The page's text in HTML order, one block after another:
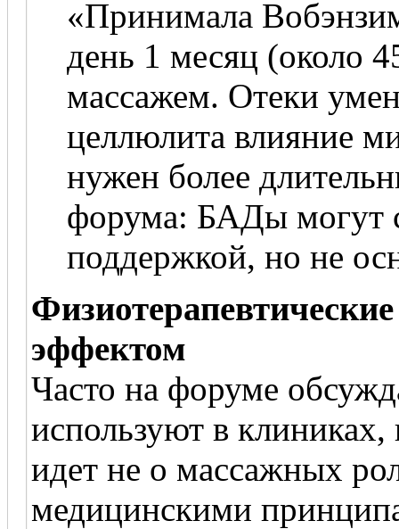
«Принимала
день 1 месяц (около
массажем. Отеки
целлюлита влияние
нужен более
форума: БАДы могут
поддержкой, но не
эффектом
Часто на форуме
используют в
идет не о массажных
медицинскими